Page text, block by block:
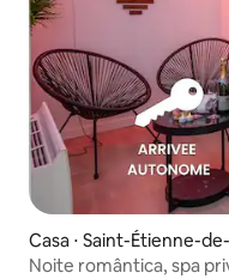
Casa ⋅ Saint-Étienne-
Noite romântica, spa